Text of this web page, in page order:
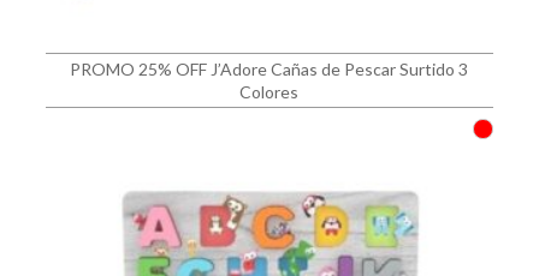
PROMO 25% OFF J’Adore Cañas de Pescar Surtido 3
Colores